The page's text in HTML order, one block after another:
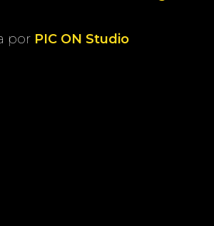
por PIC ON Studio